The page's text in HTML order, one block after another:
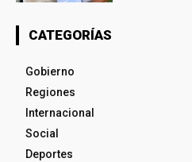
CATEGORÍAS
Gobierno
Regiones
Internacional
Social
Deportes